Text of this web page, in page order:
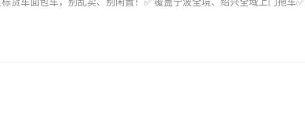
货车面包车，别乱卖、别闲置！✅ 覆盖宁波全境、绍兴全域上门拖车